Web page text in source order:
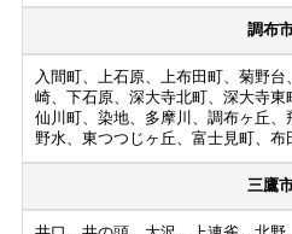
調布
入間町、上石原、上布田町、菊野
崎、下石原、深大寺北町、深大寺東
仙川町、染地、多摩川、調布ヶ丘、
野水、東つつじヶ丘、富士見町、
三鷹